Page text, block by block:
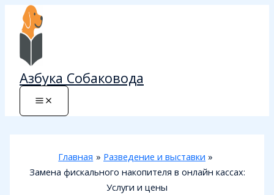
Перейти
содержимому
Азбука Собаковода
Главная
Разведение и выставки
Замена фискального накопителя в онлайн кассах:
Услуги и цены